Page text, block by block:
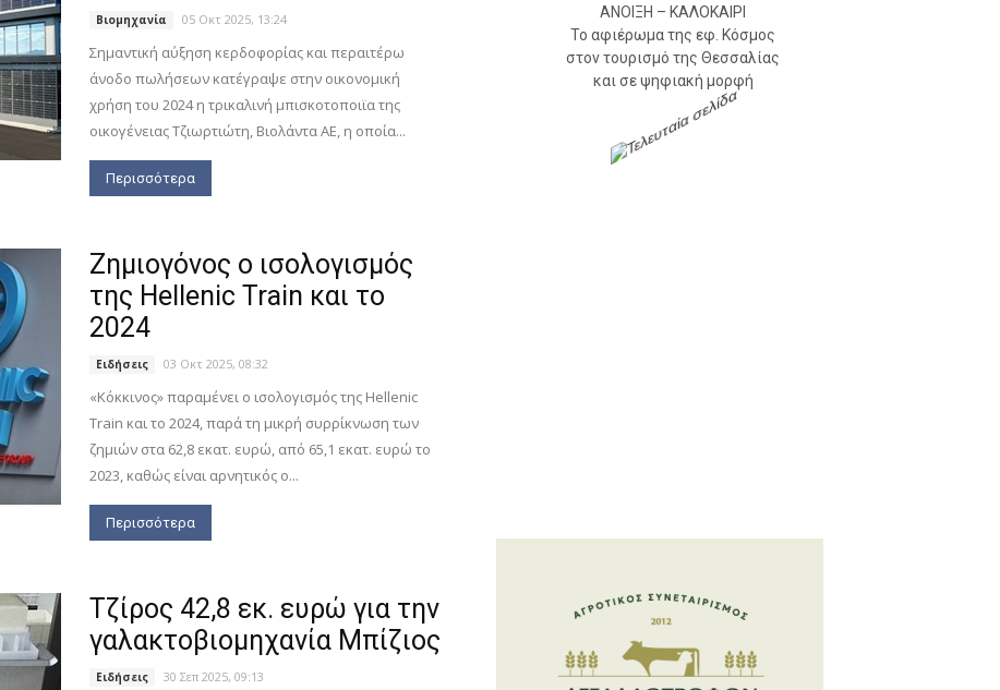
Βιομηχανία 05 Οκτ 2025, 13:24
Σημαντική αύξηση κερδοφορίας και περαιτέρω
άνοδο πωλήσεων κατέγραψε στην οικονομική
χρήση του 2024 η τρικαλινή μπισκοτοποιϊα της
οικογένειας Τζιωρτιώτη, Βιολάντα ΑΕ, η οποία...
Περισσότερα
Ζημιογόνος ο ισολογισμός
της Hellenic Train και το
2024
Ειδήσεις 03 Οκτ 2025, 08:32
«Κόκκινος» παραμένει ο ισολογισμός της Hellenic
Train και το 2024, παρά τη μικρή συρρίκνωση των
ζημιών στα 62,8 εκατ. ευρώ, από 65,1 εκατ. ευρώ το
2023, καθώς είναι αρνητικός ο...
Περισσότερα
Τζίρος 42,8 εκ. ευρώ για την
γαλακτοβιομηχανία Μπίζιος
Ειδήσεις 30 Σεπ 2025, 09:13
ΑΝΟΙΞΗ – ΚΑΛΟΚΑΙΡΙ
Το αφιέρωμα της εφ. Κόσμος
στον τουρισμό της Θεσσαλίας
και σε ψηφιακή μορφή